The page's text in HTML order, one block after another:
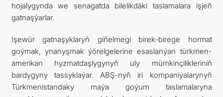
hojalygynda we senagatda bilelikdäki taslamalara işjeň
gatnaşýarlar.
Işewür gatnaşyklaryň giňelmegi birek-birege hormat
goýmak, ynanyşmak ýörelgelerine esaslanýan türkmen-
amerikan hyzmatdaşlygynyň uly mümkinçilikleriniň
bardygyny tassyklaýar. ABŞ-nyň iri kompaniýalarynyň
Türkmenistandaky maýa goýum taslamalaryna